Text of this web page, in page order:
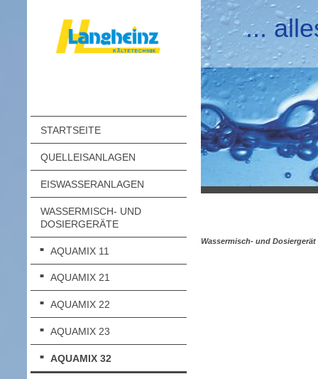
STARTSEITE
QUELLEISANLAGEN
EISWASSERANLAGEN
WASSERMISCH- UND
DOSIERGERÄTE
AQUAMIX 11
AQUAMIX 21
AQUAMIX 22
AQUAMIX 23
AQUAMIX 32
...
Wassermisch- und